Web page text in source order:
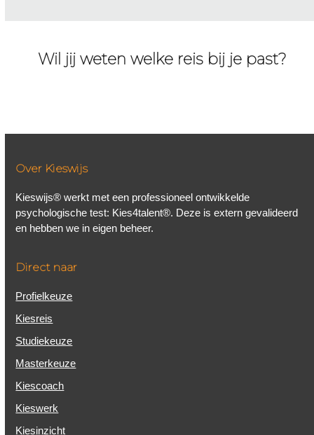
Wil jij weten welke reis bij je past?
Over Kieswijs
Kieswijs® werkt met een professioneel ontwikkelde
psychologische test: Kies4talent®. Deze is extern gevalideerd
en hebben we in eigen beheer.
Direct naar
Profielkeuze
Kiesreis
Studiekeuze
Masterkeuze
Kiescoach
Kieswerk
Kiesinzicht